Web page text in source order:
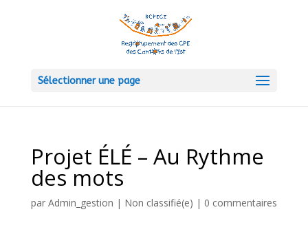
Sélectionner une page
Projet ÉLÉ – Au Rythme
des mots
par Admin_gestion | Non classifié(e) | 0 commentaires